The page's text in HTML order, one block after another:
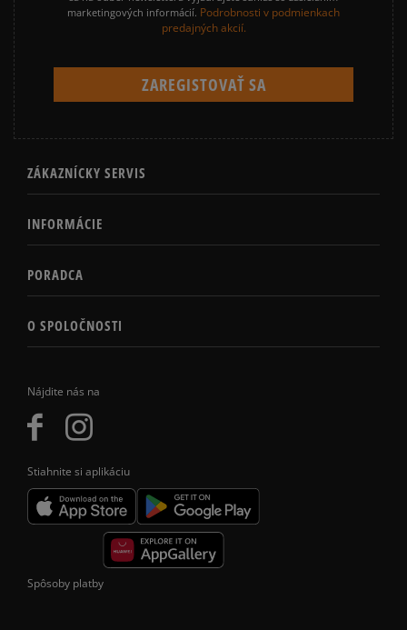
Nájdite nás na
Stiahnite si aplikáciu
marketingových informácií. Podrobnosti v podmienkach
predajných akcií.
ZÁKAZNÍCKY SERVIS
INFORMÁCIE
PORADCA
O SPOLOČNOSTI
Spôsoby platby